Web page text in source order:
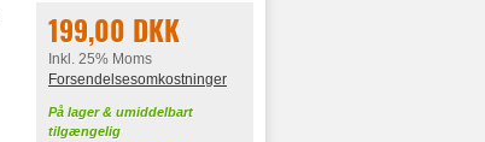
199,00 DKK
Inkl. 25% Moms
Forsendelsesomkostninger
På lager & umiddelbart
tilgængelig